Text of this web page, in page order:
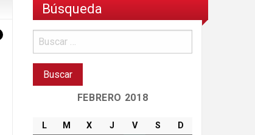
Búsqueda
FEBRERO 2018
L M X J V S
D